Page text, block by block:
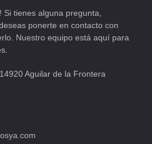
Si tienes alguna pregunta,
ponerte en contacto con
Nuestro equipo está aquí para
Aguilar de la Frontera